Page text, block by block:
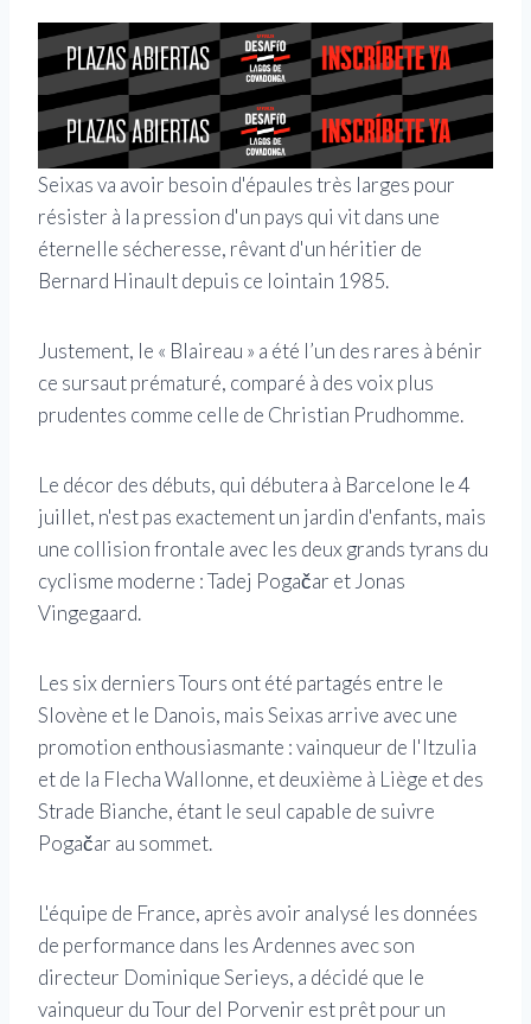
Seixas va avoir besoin d'épaules très larges pour
résister à la pression d'un pays qui vit dans une
éternelle sécheresse, rêvant d'un héritier de
Bernard Hinault depuis ce lointain 1985.
Justement, le « Blaireau » a été l’un des rares à bénir
ce sursaut prématuré, comparé à des voix plus
prudentes comme celle de Christian Prudhomme.
Le décor des débuts, qui débutera à Barcelone le 4
juillet, n'est pas exactement un jardin d'enfants, mais
une collision frontale avec les deux grands tyrans du
cyclisme moderne : Tadej Pogačar et Jonas
Vingegaard.
Les six derniers Tours ont été partagés entre le
Slovène et le Danois, mais Seixas arrive avec une
promotion enthousiasmante : vainqueur de l'Itzulia
et de la Flecha Wallonne, et deuxième à Liège et des
Strade Bianche, étant le seul capable de suivre
Pogačar au sommet.
L'équipe de France, après avoir analysé les données
de performance dans les Ardennes avec son
directeur Dominique Serieys, a décidé que le
vainqueur du Tour del Porvenir est prêt pour un